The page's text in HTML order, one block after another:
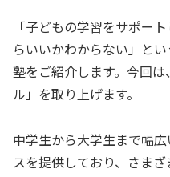
「子どもの学習をサポー
らいいかわからない」と
塾をご紹介します。今回
ル」を取り上げます。
中学生から大学生まで幅
スを提供しており、さま